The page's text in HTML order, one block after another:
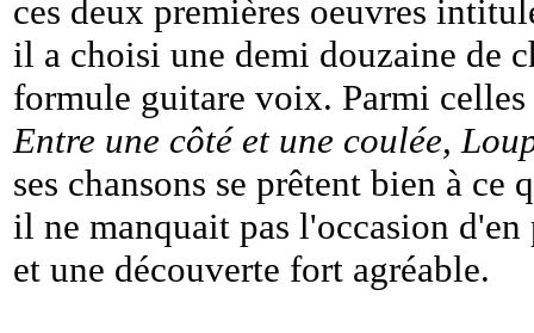
ces deux premières oeuvres
il a choisi une demi douzaine de
formule guitare voix. Parmi
Entre une côté et une coulée,
ses chansons se prêtent bien à
il ne manquait pas l'occasion
et une découverte fort agréable.